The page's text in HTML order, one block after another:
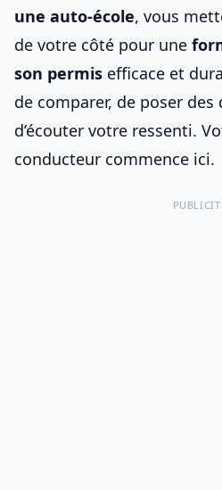
une auto-école, vous
de votre côté pour une
son permis efficace et
de comparer, de poser
d’écouter votre ressenti.
conducteur commence ici.